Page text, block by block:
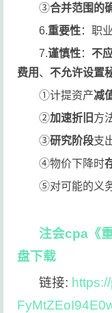
③合并范围的
6.重要性：职
7.谨慎性：不
费用 、不允许设置
①计提资产减
②加速折旧 方
③研究阶段支
④物价下降时
⑤对可能的义
注会cpa《
盘下载
链接: